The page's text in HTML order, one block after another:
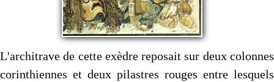
L'architrave de cette exèdre reposait sur deux colonnes
corinthiennes et deux pilastres rouges entre lesquels